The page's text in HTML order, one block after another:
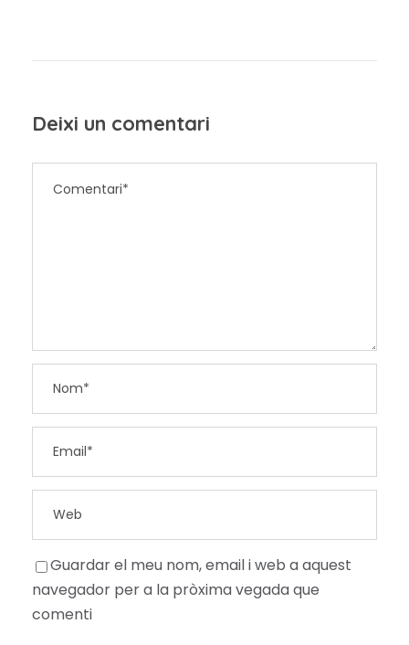
Deixi un comentari
Guardar el meu nom, email i web a aquest
navegador per a la pròxima vegada que
comenti